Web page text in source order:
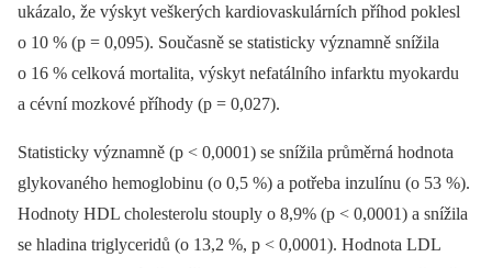
ukázalo, že výskyt veškerých kardiovaskulárních příhod poklesl
o 10 % (p = 0,095). Současně se statisticky významně snížila
o 16 % celková mortalita, výskyt nefatálního infarktu myokardu
a cévní mozkové příhody (p = 0,027).
Statisticky významně (p < 0,0001) se snížila průměrná hodnota
glykovaného hemoglobinu (o 0,5 %) a potřeba inzulínu (o 53 %).
Hodnoty HDL cholesterolu stouply o 8,9% (p < 0,0001) a snížila
se hladina triglyceridů (o 13,2 %, p < 0,0001). Hodnota LDL